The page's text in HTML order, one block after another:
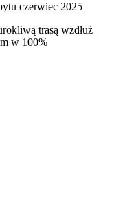
czerwiec 2025
trasą wzdłuż
w 100%